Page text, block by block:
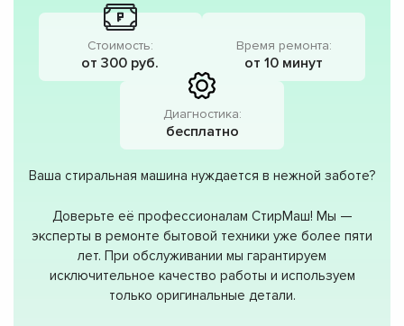
Стоимость:
от 300 руб.
Время ремонта:
от 10 минут
Диагностика:
бесплатно
Ваша стиральная машина нуждается в нежной заботе?
Доверьте её профессионалам СтирМаш! Мы —
эксперты в ремонте бытовой техники уже более пяти
лет. При обслуживании мы гарантируем
исключительное качество работы и используем
только оригинальные детали.